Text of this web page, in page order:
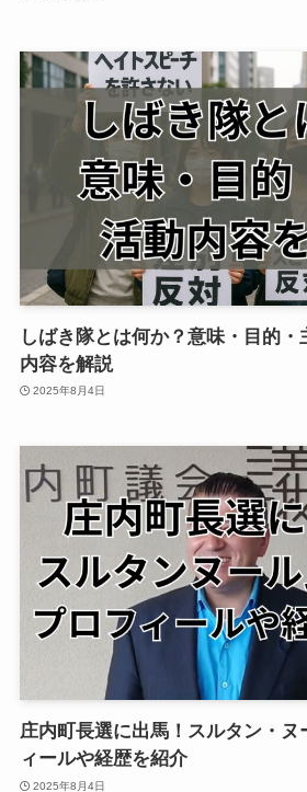
しばき隊とは何か？意味・目的
内容を解説
2025年8月4日
庄内町長選に出馬！スルタン・ヌ
ィールや経歴を紹介
2025年8月4日